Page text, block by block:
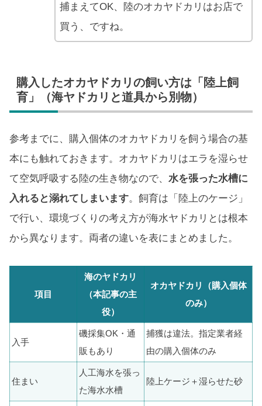
捕まえてOK、陸のオカヤドカリはお店で
買う、ですね。
購入したオカヤドカリの飼い方は「陸上飼
育」（海ヤドカリと道具から別物）
参考までに、購入個体のオカヤドカリを飼う場合の基
本にも触れておきます。オカヤドカリはエラを湿らせ
て空気呼吸する陸の生き物なので、 水を張った水槽に
入れると溺れてしまいます。飼育は「陸上のケージ」
で行い、環境づくりの考え方が海水ヤドカリとは根本
から異なります。両者の違いを表にまとめました。
項目
海のヤドカリ
（本記事の主
役）
オカヤドカリ（購入個体
のみ）
入手
磯採集OK・通
販もあり
捕獲は違法。指定業者経
由の購入個体のみ
住まい
人工海水を張っ
た海水水槽
陸上ケージ＋湿らせた砂